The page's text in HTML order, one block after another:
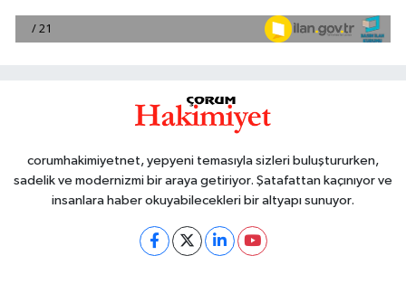
corumhakimiyetnet, yepyeni temasıyla sizleri buluştururken,
sadelik ve modernizmi bir araya getiriyor. Şatafattan kaçınıyor ve
insanlara haber okuyabilecekleri bir altyapı sunuyor.